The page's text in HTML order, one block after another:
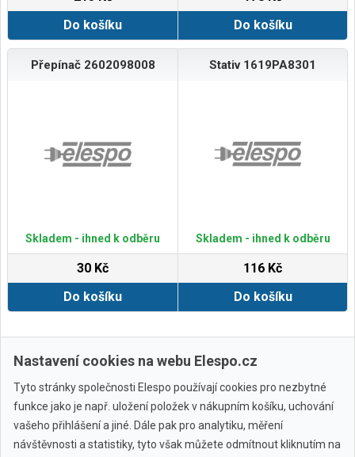
Do košíku
Do košíku
Přepínač 2602098008
Skladem - ihned k odběru
30 Kč
Do košíku
Stativ 1619PA8301
Skladem - ihned k odběru
116 Kč
Do košíku
Zobrazit další
Nastavení cookies na webu Elespo.cz
Tyto stránky společnosti Elespo používají cookies pro nezbytné
funkce jako je např. uložení položek v nákupním košíku, uchování
vašeho přihlášení a jiné. Dále pak pro analytiku, měření
návštěvnosti a statistiky, tyto však můžete odmítnout kliknutím na